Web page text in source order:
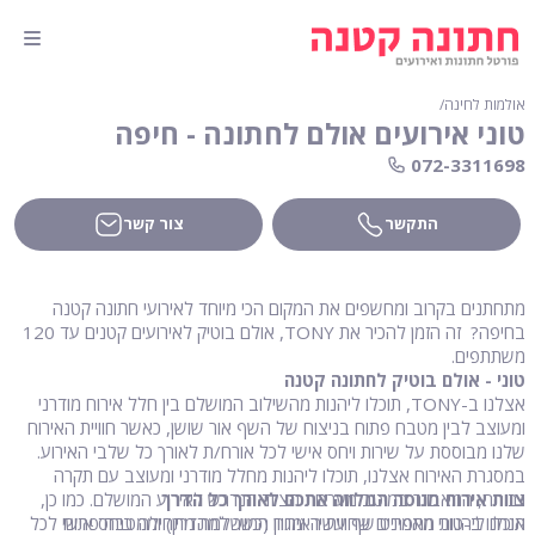
אולמות לחינה∕
טוני אירועים אולם לחתונה - חיפה
072-3311698
התקשר צור קשר
מתחתנים בקרוב ומחשפים את המקום הכי מיוחד לאירועי חתונה קטנה
בחיפה? זה הזמן להכיר את TONY, אולם בוטיק לאירועים קטנים עד 120
משתתפים.
טוני - אולם בוטיק לחתונה קטנה
אצלנו ב-TONY, תוכלו ליהנות מהשילוב המושלם בין חלל אירוח מודרני
ומעוצב לבין מטבח פתוח בניצוח של השף אור שושן, כאשר חוויית האירוח
שלנו מבוססת על שירות ויחס אישי לכל אורח/ת לאורך כל שלבי האירוע.
במסגרת האירוח אצלנו, תוכלו ליהנות מחלל מודרני ומעוצב עם תקרה
גבוהה, המאבוזר במיטב מערכות הציוד הנדרש לאירוע המושלם. כמו כן,
תוכלו ליהנות מתפריט שף עשיר ומגוון (כשר למהדרין) וממטבח פתוח
צוות אירוח מנוסה המלווה אתכם לאורך כל הדרך
אנחנו ב-טוני מאמינים שחווית האירוח המושלמת מתחילה ביחס אישי לכל